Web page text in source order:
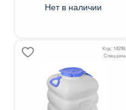
Нет в наличии
Код: 18296
Спеццена